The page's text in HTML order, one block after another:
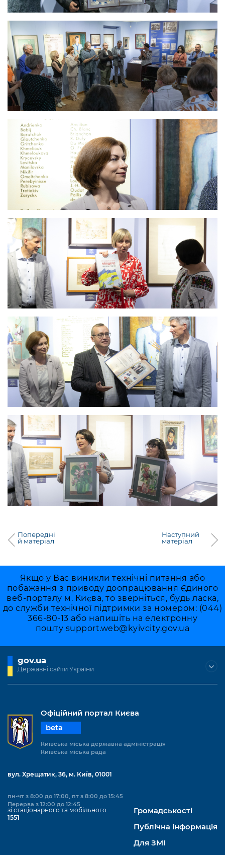
Попередні
й матеріал
Наступний
матеріал
Якщо у Вас виникли технічні питання або
побажання з приводу доопрацювання Єдиного
веб-порталу м. Києва, то зверніться, будь ласка,
до служби технічної підтримки за номером: (044)
366-80-13 або напишіть на електронну
пошту support.web@kyivcity.gov.ua
gov.ua
Державні сайти України
Офіційний портал Києва
beta
Київська міська державна адміністрація
Київська міська рада
вул. Хрещатик, 36, м. Київ, 01001
пн-чт з 8:00 до 17:00, пт з 8:00 до 15:45
Перерва з 12:00 до 12:45
зі стаціонарного та мобільного
1551
Громадськості
Публічна інформація
Для ЗМІ